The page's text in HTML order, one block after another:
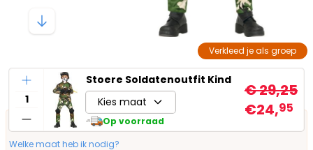
Verkleed je als groep
Aantal
Stoere Soldatenoutfit Kind
Kies maat
Op voorraad
€ 29,25
€24,95
Welke maat heb ik nodig?